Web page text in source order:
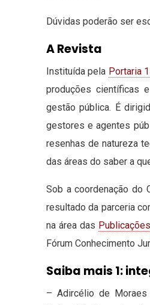
Dúvidas poderão ser
A Revista
Instituída pela Portaria
produções científicas
gestão pública. É
gestores e agentes
resenhas de natureza
das áreas do saber a
Sob a coordenação do
resultado da parceria
na área das Publicações
Fórum Conhecimento
Saiba mais 1:
– Adircélio de Moraes